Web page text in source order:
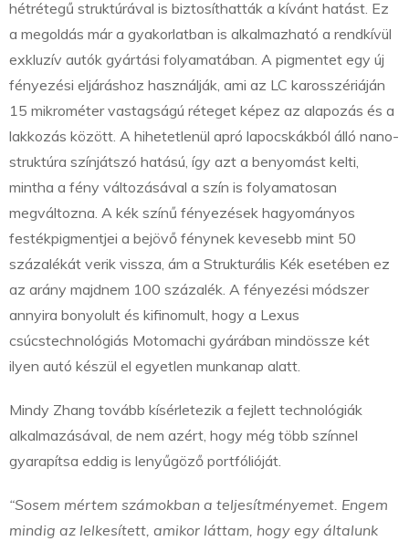
hétrétegű struktúrával is biztosíthatták a kívánt hatást. Ez
a megoldás már a gyakorlatban is alkalmazható a rendkívül
exkluzív autók gyártási folyamatában. A pigmentet egy új
fényezési eljáráshoz használják, ami az LC karosszériáján
15 mikrométer vastagságú réteget képez az alapozás és a
lakkozás között. A hihetetlenül apró lapocskákból álló nano-
struktúra színjátszó hatású, így azt a benyomást kelti,
mintha a fény változásával a szín is folyamatosan
megváltozna. A kék színű fényezések hagyományos
festékpigmentjei a bejövő fénynek kevesebb mint 50
százalékát verik vissza, ám a Strukturális Kék esetében ez
az arány majdnem 100 százalék. A fényezési módszer
annyira bonyolult és kifinomult, hogy a Lexus
csúcstechnológiás Motomachi gyárában mindössze két
ilyen autó készül el egyetlen munkanap alatt.
Mindy Zhang tovább kísérletezik a fejlett technológiák
alkalmazásával, de nem azért, hogy még több színnel
gyarapítsa eddig is lenyűgöző portfólióját.
“Sosem mértem számokban a teljesítményemet. Engem
mindig az lelkesített, amikor láttam, hogy egy általunk